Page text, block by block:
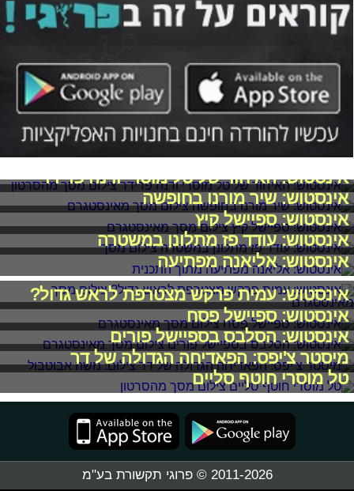
אינסטוש: האיחוד של טל מוסרי ודנה פרידר
אינסטוש: שיר מורנו בחופשה
אינסטוש: ספיישל קיץ
אינסטוש: עודד פז מתלונן במשטרה
אינסטוש: אליאנה מפתיעה
אינסטוש: עמית פרקש מצטרפת לראש גדול?
אינסטוש: ספיישל פסח
אינסטוש: הסלבס בספיישל פורים
מיסטר צ'יפס: הפאדיחה הגדולה של דר
טל מוסרי חוטף סליים
2011-2026 © פרוגי תקשורת בע"מ